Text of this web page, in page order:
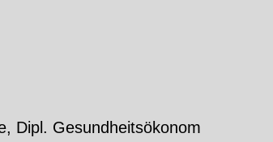
Dipl. Gesundheitsökonom